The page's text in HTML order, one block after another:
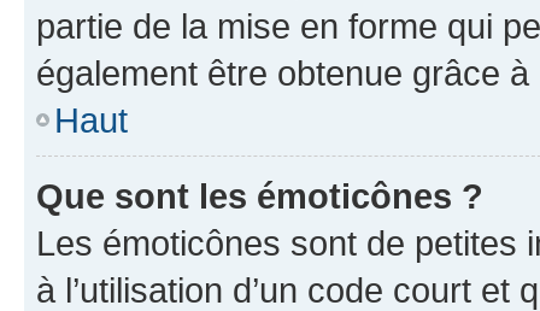
partie de la mise en forme qui
également être obtenue grâce à
Haut
Que sont les émoticônes ?
Les émoticônes sont de petites
à l’utilisation d’un code court et